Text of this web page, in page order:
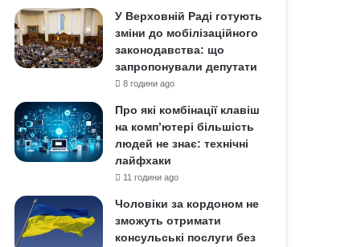
У Верховній Раді готують
зміни до мобілізаційного
законодавства: що
запропонували депутати
8 години ago
Про які комбінації клавіш
на комп’ютері більшість
людей не знає: технічні
лайфхаки
11 години ago
Чоловіки за кордоном не
зможуть отримати
консульські послуги без